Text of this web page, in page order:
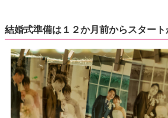
結婚式準備は１２か月前からスター